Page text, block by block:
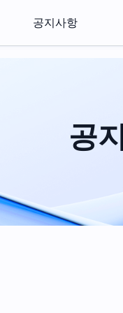
공지사항
공